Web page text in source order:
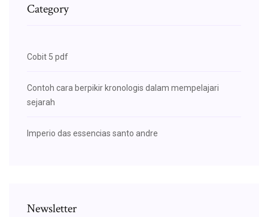
Category
Cobit 5 pdf
Contoh cara berpikir kronologis dalam mempelajari
sejarah
Imperio das essencias santo andre
Newsletter